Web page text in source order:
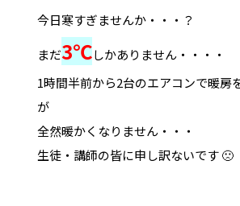
今日寒すぎませんか・・・？
まだ3℃しかありません・・・・
1時間半前から2台のエアコンで暖房
が
全然暖かくなりません・・・
生徒・講師の皆に申し訳ないです 🙁